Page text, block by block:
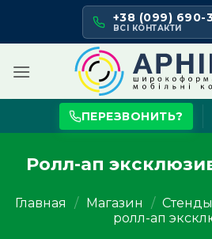
content
+38 (099) 690-
ВСІ КОНТАКТИ
ПЕРЕЗВОНИТЬ?
Ролл-ап
Главная / Магазин /
ролл-ап